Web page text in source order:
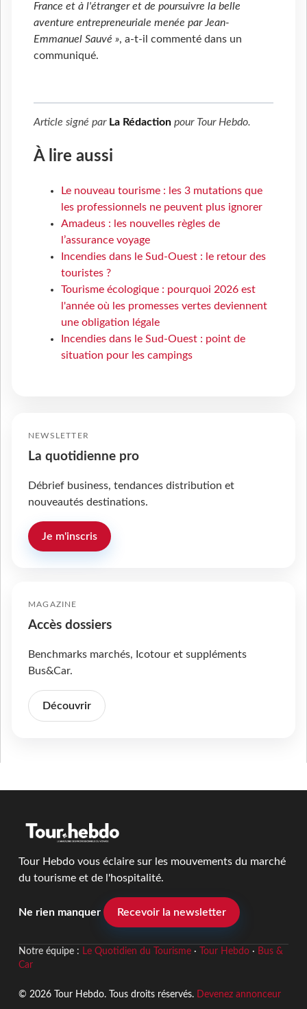
France et à l'étranger et de poursuivre la belle
aventure entrepreneuriale menée par Jean-
Emmanuel Sauvé », a-t-il commenté dans un
communiqué.
Article signé par La Rédaction pour Tour Hebdo.
À lire aussi
Le nouveau tourisme : les 3 mutations que
les professionnels ne peuvent plus ignorer
Amadeus : les nouvelles règles de
l’assurance voyage
Incendies dans le Sud-Ouest : le retour des
touristes ?
Tourisme écologique : pourquoi 2026 est
l'année où les promesses vertes deviennent
une obligation légale
Incendies dans le Sud-Ouest : point de
situation pour les campings
NEWSLETTER
La quotidienne pro
Débrief business, tendances distribution et
nouveautés destinations.
Je m'inscris
MAGAZINE
Accès dossiers
Benchmarks marchés, Icotour et suppléments
Bus&Car.
Découvrir
Tour Hebdo vous éclaire sur les mouvements du marché
du tourisme et de l'hospitalité.
Ne rien manquer Recevoir la newsletter
Notre équipe : Le Quotidien du Tourisme· Tour Hebdo· Bus &
Car
© 2026 Tour Hebdo. Tous droits réservés. Devenez annonceur